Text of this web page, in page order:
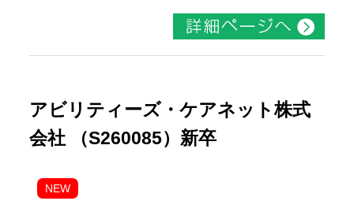
アビリティーズ・ケアネット株式
会社 （S260085）新卒
NEW